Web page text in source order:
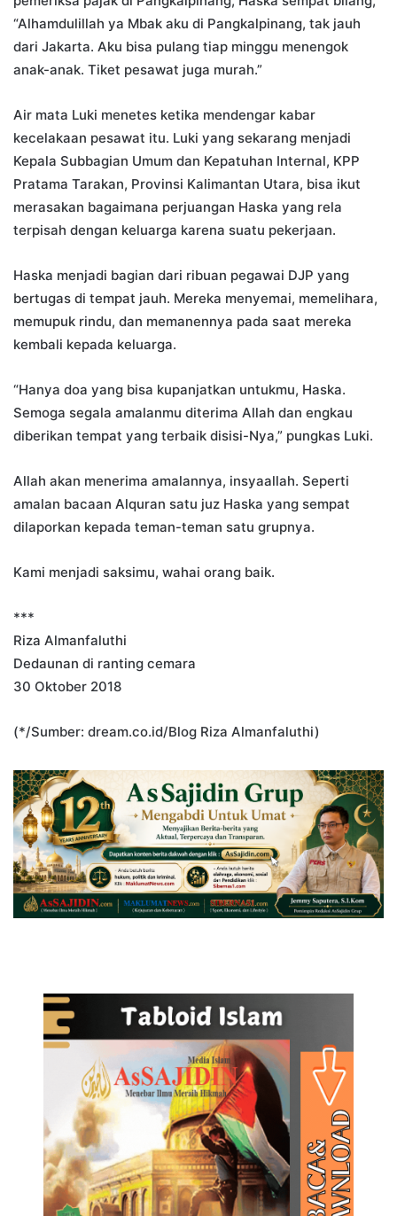
“Alhamdulillah ya Mbak aku di Pangkalpinang, tak jauh
dari Jakarta. Aku bisa pulang tiap minggu menengok
anak-anak. Tiket pesawat juga murah.”
Air mata Luki menetes ketika mendengar kabar
kecelakaan pesawat itu. Luki yang sekarang menjadi
Kepala Subbagian Umum dan Kepatuhan Internal, KPP
Pratama Tarakan, Provinsi Kalimantan Utara, bisa ikut
merasakan bagaimana perjuangan Haska yang rela
terpisah dengan keluarga karena suatu pekerjaan.
Haska menjadi bagian dari ribuan pegawai DJP yang
bertugas di tempat jauh. Mereka menyemai, memelihara,
memupuk rindu, dan memanennya pada saat mereka
kembali kepada keluarga.
“Hanya doa yang bisa kupanjatkan untukmu, Haska.
Semoga segala amalanmu diterima Allah dan engkau
diberikan tempat yang terbaik disisi-Nya,” pungkas Luki.
Allah akan menerima amalannya, insyaallah. Seperti
amalan bacaan Alquran satu juz Haska yang sempat
dilaporkan kepada teman-teman satu grupnya.
Kami menjadi saksimu, wahai orang baik.
***
Riza Almanfaluthi
Dedaunan di ranting cemara
30 Oktober 2018
(*/Sumber: dream.co.id/Blog Riza Almanfaluthi)